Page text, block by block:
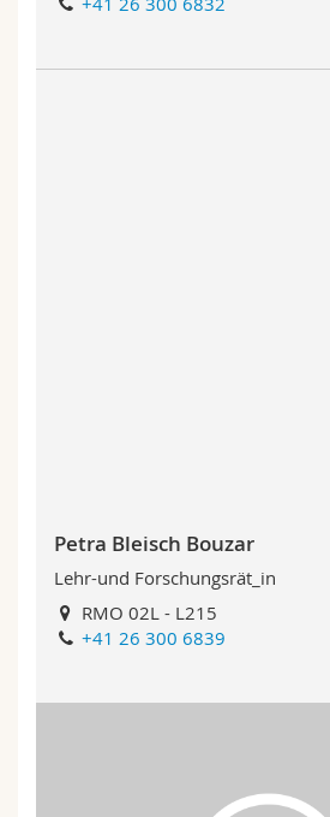
Petra Bleisch Bouzar
Lehr-und Forschungsrät_in
RMO 02L - L215
+41 26 300 6839